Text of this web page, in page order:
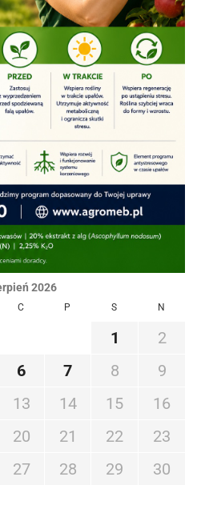
2026
C P S N
1
2
6 7 8
9
13 14 15
16
20 21 22
23
27 28 29
30